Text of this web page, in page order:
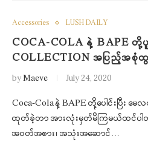
Accessories LUSH DAILY
COCA-COLA နဲ့ BAPE တို့ပူ
COLLECTION အပြည့်အ
byMaeve July 24, 2020
Coca-Cola နဲ့ BAPE တို့ပေါင်းပြီး မ
ထုတ်ခဲ့တာ အားလုံးမှတ်မိကြမယ်ထင်ပါ
အဝတ်အစား၊ အသုံးအဆောင်…